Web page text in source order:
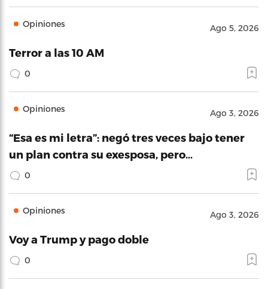
Opiniones Ago 5, 2026
Terror a las 10 AM
0
Opiniones Ago 3, 2026
“Esa es mi letra”: negó tres veces bajo tener
un plan contra su exesposa, pero…
0
Opiniones Ago 3, 2026
Voy a Trump y pago doble
0